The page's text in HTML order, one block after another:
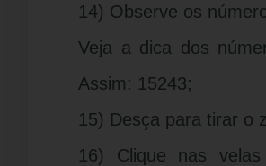
14) Observe os
Veja a dica dos
Assim: 15243;
15) Desça para tirar o
16) Clique nas